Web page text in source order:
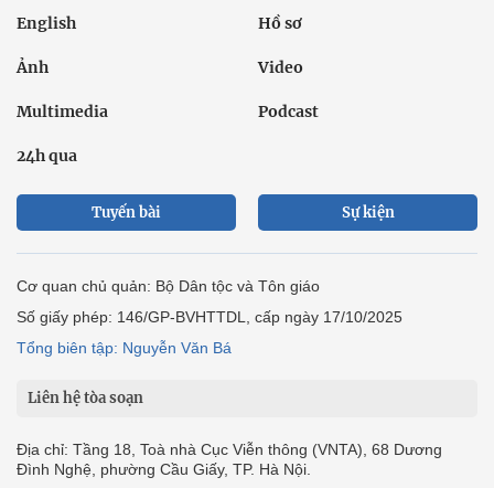
English Hồ sơ
Ảnh Video
Multimedia Podcast
24h qua
Tuyến bài Sự kiện
Cơ quan chủ quản: Bộ Dân tộc và Tôn giáo
Số giấy phép: 146/GP-BVHTTDL, cấp ngày 17/10/2025
Tổng biên tập: Nguyễn Văn Bá
Liên hệ tòa soạn
Địa chỉ: Tầng 18, Toà nhà Cục Viễn thông (VNTA), 68 Dương
Đình Nghệ, phường Cầu Giấy, TP. Hà Nội.